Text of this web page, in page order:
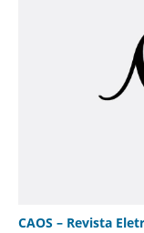
CAOS – Revista